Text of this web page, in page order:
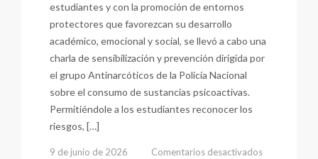
estudiantes y con la promoción de entornos
protectores que favorezcan su desarrollo
académico, emocional y social, se llevó a cabo una
charla de sensibilización y prevención dirigida por
el grupo Antinarcóticos de la Policía Nacional
sobre el consumo de sustancias psicoactivas.
Permitiéndole a los estudiantes reconocer los
riesgos, […]
9 de junio de 2026 Comentarios desactivados